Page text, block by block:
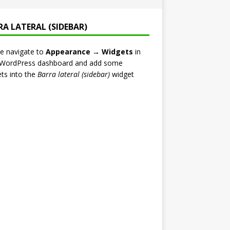
LATERAL (SIDEBAR)
navigate to Appearance → Widgets in
dashboard and add some
into the Barra lateral (sidebar)widget